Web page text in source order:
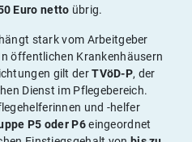
Euro netto übrig.
stark vom Arbeitgeber
öffentlichen Krankenhäusern
gilt derTVöD-P, der
Dienst im Pflegebereich.
und -helfer
P5 oder P6eingeordnet